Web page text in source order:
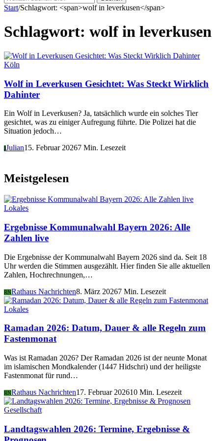
nach:
Start/Schlagwort: <span>wolf in leverkusen</span>
Schlagwort: wolf in leverkusen
Köln
Wolf in Leverkusen Gesichtet: Was Steckt Wirklich
Dahinter
Ein Wolf in Leverkusen? Ja, tatsächlich wurde ein solches Tier
gesichtet, was zu einiger Aufregung führte. Die Polizei hat die
Situation jedoch…
JJulian15. Februar 20267 Min. Lesezeit
Meistgelesen
Lokales
Ergebnisse Kommunalwahl Bayern 2026: Alle
Zahlen live
Die Ergebnisse der Kommunalwahl Bayern 2026 sind da. Seit 18
Uhr werden die Stimmen ausgezählt. Hier finden Sie alle aktuellen
Zahlen, Hochrechnungen,…
RNRathaus Nachrichten8. März 20267 Min. Lesezeit
Lokales
Ramadan 2026: Datum, Dauer & alle Regeln zum
Fastenmonat
Was ist Ramadan 2026? Der Ramadan 2026 ist der neunte Monat
im islamischen Mondkalender (1447 Hidschri) und der heiligste
Fastenmonat für rund…
RNRathaus Nachrichten17. Februar 202610 Min. Lesezeit
Gesellschaft
Landtagswahlen 2026: Termine, Ergebnisse &